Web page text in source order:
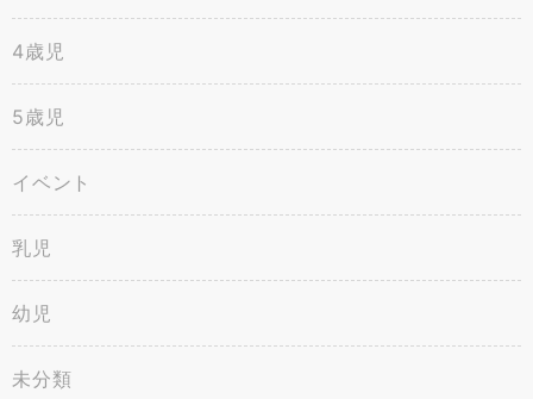
4歳児
5歳児
イベント
乳児
幼児
未分類